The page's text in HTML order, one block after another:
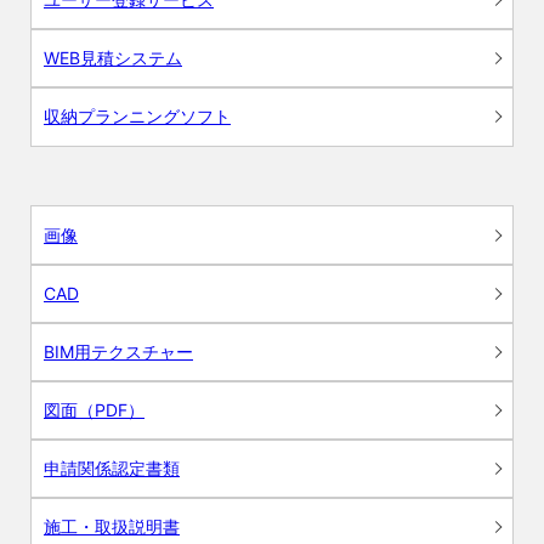
WEB見積システム
収納プランニングソフト
画像
CAD
BIM用テクスチャー
図面（PDF）
申請関係認定書類
施工・取扱説明書